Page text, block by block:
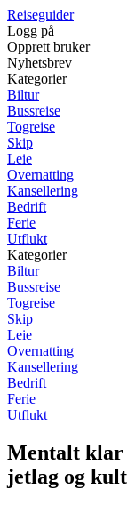
Reiseguider
Logg på
Opprett bruker
Nyhetsbrev
Kategorier
Biltur
Bussreise
Togreise
Skip
Leie
Overnatting
Kansellering
Bedrift
Ferie
Utflukt
Kategorier
Biltur
Bussreise
Togreise
Skip
Leie
Overnatting
Kansellering
Bedrift
Ferie
Utflukt
Mentalt klar
jetlag og